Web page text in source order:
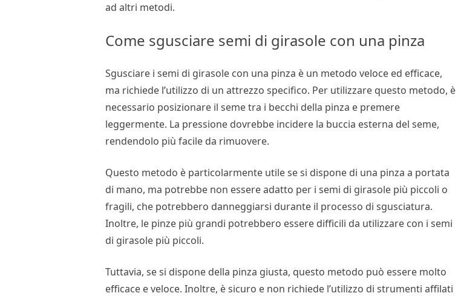
ad altri metodi.
Come sgusciare semi di girasole con una pinza
Sgusciare i semi di girasole con una pinza è un metodo veloce ed efficace,
ma richiede l’utilizzo di un attrezzo specifico. Per utilizzare questo metodo, è
necessario posizionare il seme tra i becchi della pinza e premere
leggermente. La pressione dovrebbe incidere la buccia esterna del seme,
rendendolo più facile da rimuovere.
Questo metodo è particolarmente utile se si dispone di una pinza a portata
di mano, ma potrebbe non essere adatto per i semi di girasole più piccoli o
fragili, che potrebbero danneggiarsi durante il processo di sgusciatura.
Inoltre, le pinze più grandi potrebbero essere difficili da utilizzare con i semi
di girasole più piccoli.
Tuttavia, se si dispone della pinza giusta, questo metodo può essere molto
efficace e veloce. Inoltre, è sicuro e non richiede l’utilizzo di strumenti affilati